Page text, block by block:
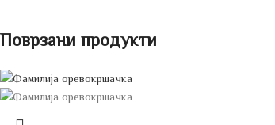
Поврзани продукти